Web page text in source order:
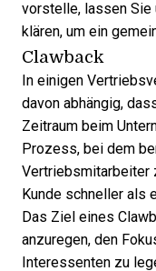
vorstelle, lassen
klären, um ein
Clawback
In einigen
davon abhängig,
Zeitraum beim
Prozess, bei dem
Vertriebsmitarbeiter
Kunde schneller als
Das Ziel eines
anzuregen, den
Interessenten zu